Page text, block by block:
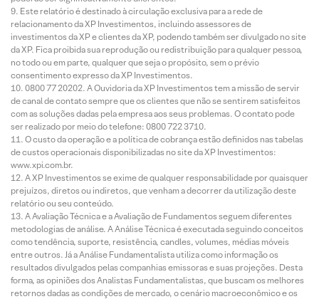
Este relatório é destinado à circulação exclusiva para a rede de
relacionamento da XP Investimentos, incluindo assessores de
investimentos da XP e clientes da XP, podendo também ser divulgado no site
da XP. Fica proibida sua reprodução ou redistribuição para qualquer pessoa,
no todo ou em parte, qualquer que seja o propósito, sem o prévio
consentimento expresso da XP Investimentos.
0800 77 20202. A Ouvidoria da XP Investimentos tem a missão de servir
de canal de contato sempre que os clientes que não se sentirem satisfeitos
com as soluções dadas pela empresa aos seus problemas. O contato pode
ser realizado por meio do telefone: 0800 722 3710.
O custo da operação e a política de cobrança estão definidos nas tabelas
de custos operacionais disponibilizadas no site da XP Investimentos:
www.xpi.com.br.
A XP Investimentos se exime de qualquer responsabilidade por quaisquer
prejuízos, diretos ou indiretos, que venham a decorrer da utilização deste
relatório ou seu conteúdo.
A Avaliação Técnica e a Avaliação de Fundamentos seguem diferentes
metodologias de análise. A Análise Técnica é executada seguindo conceitos
como tendência, suporte, resistência, candles, volumes, médias móveis
entre outros. Já a Análise Fundamentalista utiliza como informação os
resultados divulgados pelas companhias emissoras e suas projeções. Desta
forma, as opiniões dos Analistas Fundamentalistas, que buscam os melhores
retornos dadas as condições de mercado, o cenário macroeconômico e os